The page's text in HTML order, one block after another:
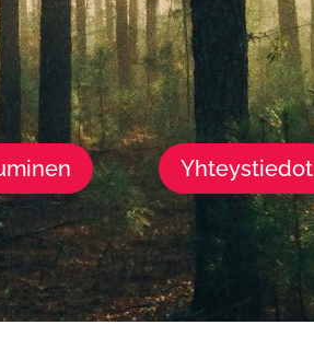
Yhteystiedot